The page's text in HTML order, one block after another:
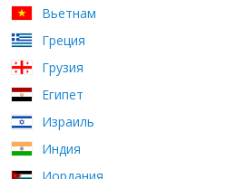
Вьетнам
Греция
Грузия
Египет
Израиль
Индия